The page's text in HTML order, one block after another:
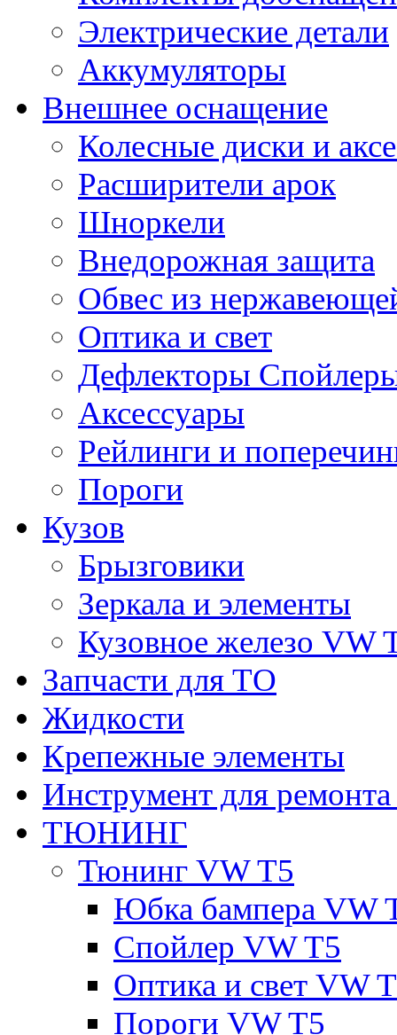
Электрические детали
Аккумуляторы
Внешнее оснащение
Колесные диски и
Расширители арок
Шноркели
Внедорожная защита
Обвес из
Оптика и свет
Дефлекторы
Аксессуары
Рейлинги и
Пороги
Кузов
Брызговики
Зеркала и элементы
Кузовное железо VW
Запчасти для ТО
Жидкости
Крепежные элементы
Инструмент для
ТЮНИНГ
Тюнинг VW T5
Юбка бампера VW
Спойлер VW T5
Оптика и свет VW
Пороги VW T5